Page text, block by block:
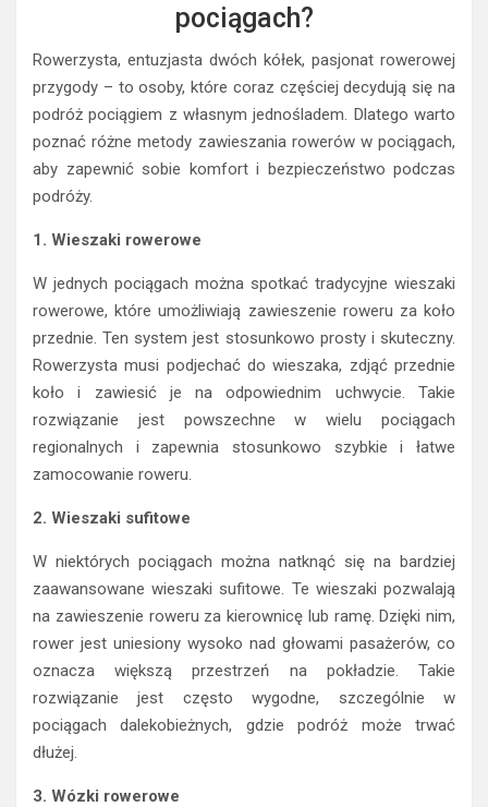
pociągach?
Rowerzysta, entuzjasta dwóch kółek, pasjonat rowerowej
przygody – to osoby, które coraz częściej decydują się na
podróż pociągiem z własnym jednośladem. Dlatego warto
poznać różne metody zawieszania rowerów w pociągach,
aby zapewnić sobie komfort i bezpieczeństwo podczas
podróży.
1. Wieszaki rowerowe
W jednych pociągach można spotkać tradycyjne wieszaki
rowerowe, które umożliwiają zawieszenie roweru za koło
przednie. Ten system jest stosunkowo prosty i skuteczny.
Rowerzysta musi podjechać do wieszaka, zdjąć przednie
koło i zawiesić je na odpowiednim uchwycie. Takie
rozwiązanie jest powszechne w wielu pociągach
regionalnych i zapewnia stosunkowo szybkie i łatwe
zamocowanie roweru.
2. Wieszaki sufitowe
W niektórych pociągach można natknąć się na bardziej
zaawansowane wieszaki sufitowe. Te wieszaki pozwalają
na zawieszenie roweru za kierownicę lub ramę. Dzięki nim,
rower jest uniesiony wysoko nad głowami pasażerów, co
oznacza większą przestrzeń na pokładzie. Takie
rozwiązanie jest często wygodne, szczególnie w
pociągach dalekobieżnych, gdzie podróż może trwać
dłużej.
3. Wózki rowerowe